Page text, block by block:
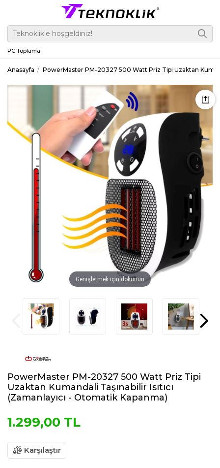
PC Toplama
Anasayfa PowerMaster PM-20327 500 Watt Priz Tipi Uzaktan
Genişletmek için dokunun
PowerMaster PM-20327 500 Watt Priz Tipi
Uzaktan Kumandali Taşınabilir Isıtıcı
(Zamanlayıcı - Otomatik Kapanma)
1.299,00 TL
Karşılaştır